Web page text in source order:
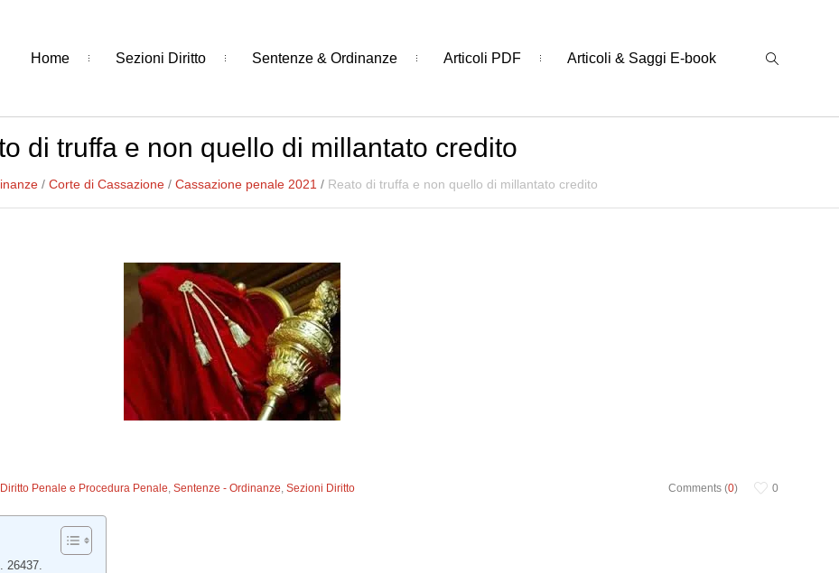
Home Sezioni Diritto Sentenze & Ordinanze Articoli PDF Articoli & Saggi E-book
di truffa e non quello di millantato credito
/ Corte di Cassazione / Cassazione penale 2021 / Reato di truffa e non quello di millantato credito
Comments (0) 0
Diritto Penale e Procedura Penale,Sentenze - Ordinanze,Sezioni Diritto
26437.